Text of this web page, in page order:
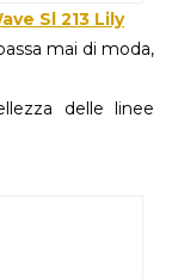
Sl 213 Lily
mai di moda,
delle linee